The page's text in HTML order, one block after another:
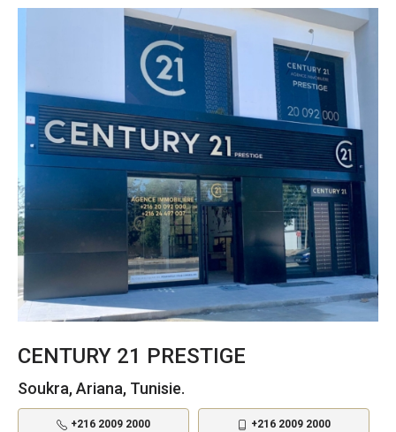
CENTURY 21 PRESTIGE
Soukra, Ariana, Tunisie.
+216 2009 2000 +216 2009 2000